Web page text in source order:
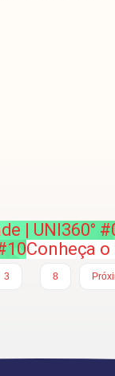
| UNI360°
Conheça o
3
8